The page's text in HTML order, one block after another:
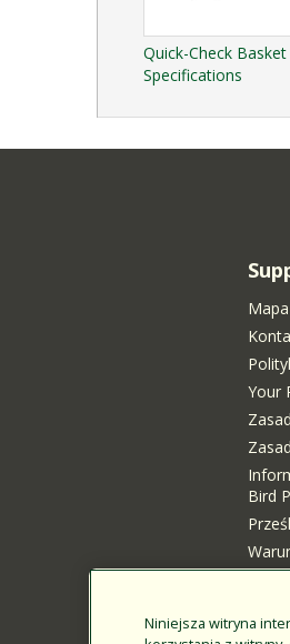
Quick-Check
Specifications
Your
Bird
Niniejsza witryna